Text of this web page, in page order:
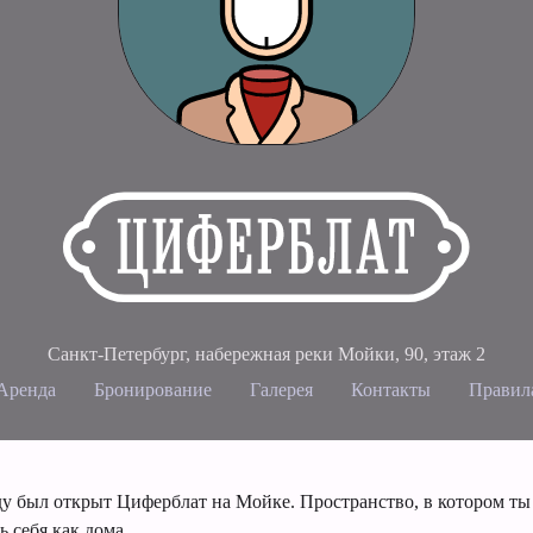
Санкт-Петербург, набережная реки Мойки, 90, этаж 2
Бронирование Галерея Контакты
был открыт Циферблат на Мойке. Пространство, в котором ты